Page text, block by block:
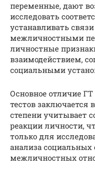
переменные, дают
исследовать
устанавливать
межличностными
личностные
взаимодействием,
социальными
Основное отличие
тестов заключается
степени учитывает
реакции личности,
только для
анализа социальных
межличностных